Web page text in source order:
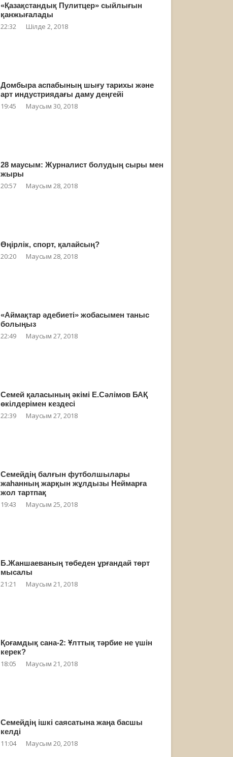
«Қазақстандық Пулитцер» сыйлығын
қанжығалады
22:32 Шілде 2, 2018
Домбыра аспабының шығу тарихы және
арт индустриядағы даму деңгейі
19:45 Маусым 30, 2018
28 маусым: Журналист болудың сыры мен
жыры
20:57 Маусым 28, 2018
Өңірлік, спорт, қалайсың?
20:20 Маусым 28, 2018
«Аймақтар әдебиеті» жобасымен таныс
болыңыз
22:49 Маусым 27, 2018
Семей қаласының әкімі Е.Сәлімов БАҚ
өкілдерімен кездесі
22:39 Маусым 27, 2018
Семейдің балғын футболшылары
жаһанның жарқын жұлдызы Неймарға
жол тартпақ
19:43 Маусым 25, 2018
Б.Жаншаеваның төбеден ұрғандай төрт
мысалы
21:21 Маусым 21, 2018
Қоғамдық сана-2: Ұлттық тәрбие не үшін
керек?
18:05 Маусым 21, 2018
Семейдің ішкі саясатына жаңа басшы
келді
11:04 Маусым 20, 2018